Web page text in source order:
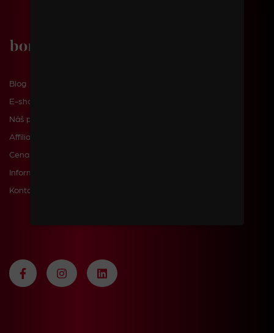
Blog
E-shop
Náš příběh
Affiliate
Cena dopravy a poštovného
Informace pro zákazníky
Kontakty